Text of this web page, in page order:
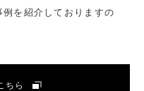
を紹介しておりますの
ちら